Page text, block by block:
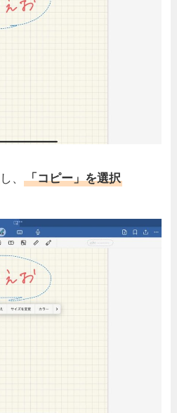
し、「コピー」を選択